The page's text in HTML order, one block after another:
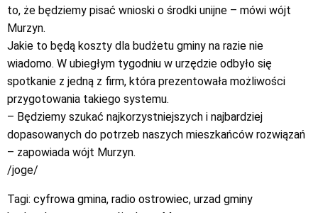
to, że będziemy pisać wnioski o środki unijne – mówi wójt
Murzyn.
Jakie to będą koszty dla budżetu gminy na razie nie
wiadomo. W ubiegłym tygodniu w urzędzie odbyło się
spotkanie z jedną z firm, która prezentowała możliwości
przygotowania takiego systemu.
– Będziemy szukać najkorzystniejszych i najbardziej
dopasowanych do potrzeb naszych mieszkańców rozwiązań
– zapowiada wójt Murzyn.
/joge/
Tagi: cyfrowa gmina, radio ostrowiec, urzad gminy